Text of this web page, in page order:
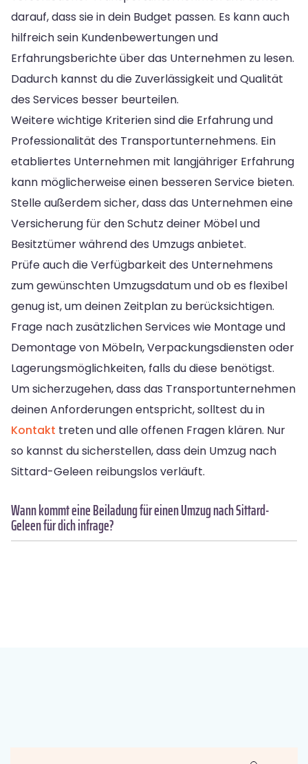
darauf, dass sie in dein Budget passen. Es kann auch
hilfreich sein Kundenbewertungen und
Erfahrungsberichte über das Unternehmen zu lesen.
Dadurch kannst du die Zuverlässigkeit und Qualität
des Services besser beurteilen.
Weitere wichtige Kriterien sind die Erfahrung und
Professionalität des Transportunternehmens. Ein
etabliertes Unternehmen mit langjähriger Erfahrung
kann möglicherweise einen besseren Service bieten.
Stelle außerdem sicher, dass das Unternehmen eine
Versicherung für den Schutz deiner Möbel und
Besitztümer während des Umzugs anbietet.
Prüfe auch die Verfügbarkeit des Unternehmens
zum gewünschten Umzugsdatum und ob es flexibel
genug ist, um deinen Zeitplan zu berücksichtigen.
Frage nach zusätzlichen Services wie Montage und
Demontage von Möbeln, Verpackungsdiensten oder
Lagerungsmöglichkeiten, falls du diese benötigst.
Um sicherzugehen, dass das Transportunternehmen
deinen Anforderungen entspricht, solltest du in
Kontakt treten und alle offenen Fragen klären. Nur
so kannst du sicherstellen, dass dein Umzug nach
Sittard-Geleen reibungslos verläuft.
Wann kommt eine Beiladung für einen Umzug nach Sittard-
Geleen für dich infrage?